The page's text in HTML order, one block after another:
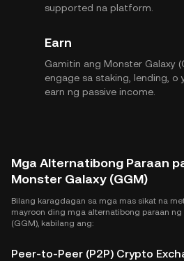
supported na platform.
Earn
Gamitin ang Monster Galaxy
engage sa staking, lending,
earn ng passive income.
Mga Alternatibong Paraan
Monster Galaxy (GGM)
Bilang karagdagan sa mga mas sikat na
mayroon ding mga alternatibong paraan
(GGM), kabilang ang:
Peer-to-Peer (P2P) Crypto